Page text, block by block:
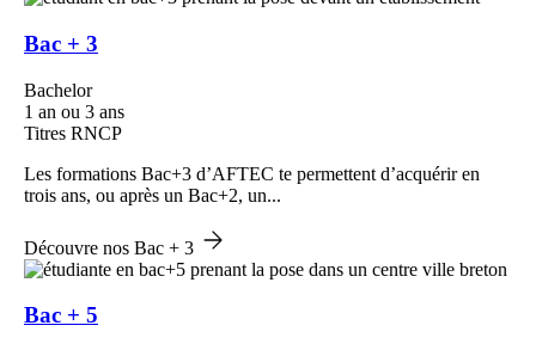
Bac + 3
Bachelor
1 an ou 3 ans
Titres RNCP
Les formations Bac+3 d’AFTEC te permettent d’acquérir en
trois ans, ou après un Bac+2, un...
Découvre nos Bac + 3
Bac + 5